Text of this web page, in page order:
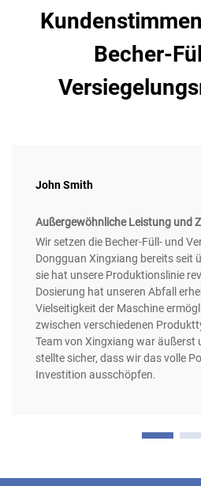
Becher-
John Smith
Außergewöhnliche Leistung und
Wir setzen die Becher-Füll- und
Dongguan Xingxiang bereits seit
sie hat unsere Produktionslinie
Dosierung hat unseren Abfall
Vielseitigkeit der Maschine
zwischen verschiedenen
Team von Xingxiang war äußerst
stellte sicher, dass wir das volle
Investition ausschöpfen.